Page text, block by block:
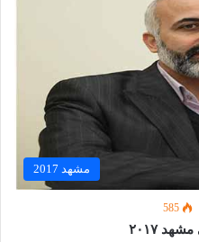
مشهد 2017
585
۲۰۱۷